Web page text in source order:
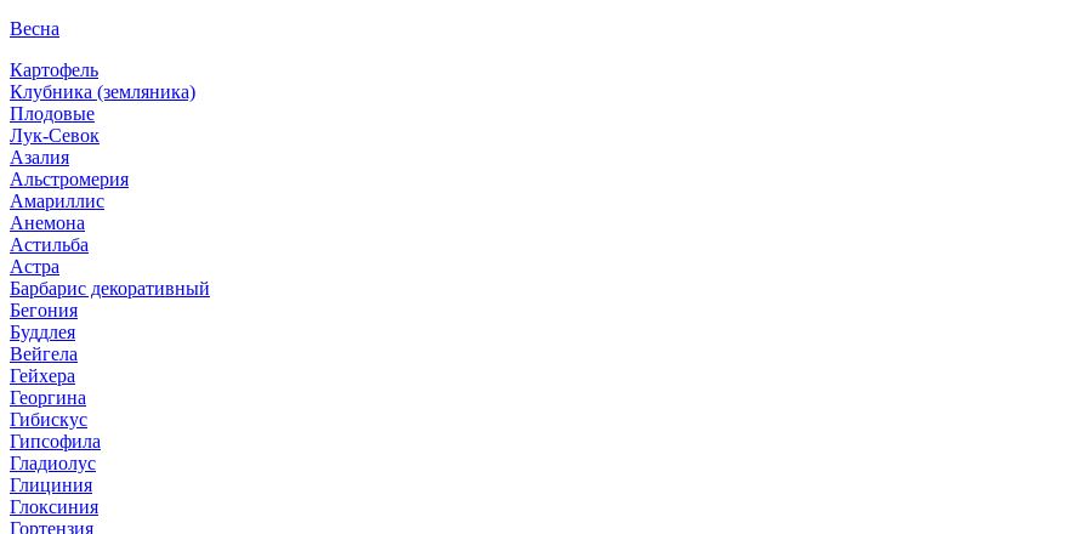
Весна
Картофель
Клубника (земляника)
Плодовые
Лук-Севок
Азалия
Альстромерия
Амариллис
Анемона
Астильба
Астра
Барбарис декоративный
Бегония
Буддлея
Вейгела
Гейхера
Георгина
Гибискус
Гипсофила
Гладиолус
Глициния
Глоксиния
Гортензия